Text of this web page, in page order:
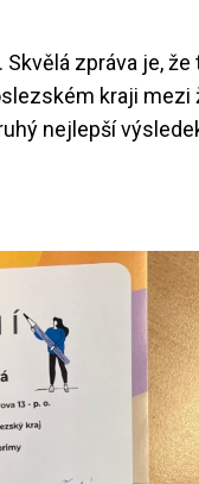
zpráva je, že
kraji mezi
nejlepší